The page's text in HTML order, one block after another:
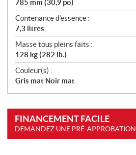
785 mm (30,9 po)
Contenance d'essence :
7,3 litres
Masse tous pleins faits :
128 kg (282 lb.)
Couleur(s) :
Gris mat Noir mat
FINANCEMENT FACILE
DEMANDEZ UNE PRÉ-APPROBATION